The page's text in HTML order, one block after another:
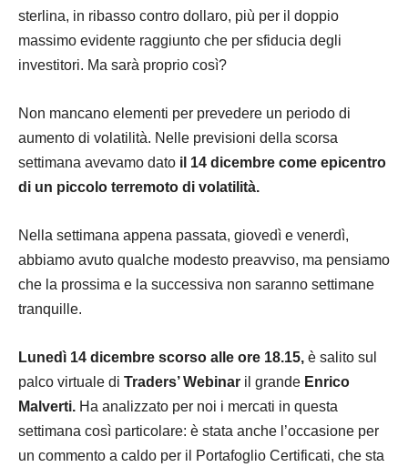
sterlina, in ribasso contro dollaro, più per il doppio
massimo evidente raggiunto che per sfiducia degli
investitori. Ma sarà proprio così?
Non mancano elementi per prevedere un periodo di
aumento di volatilità. Nelle previsioni della scorsa
settimana avevamo dato il 14 dicembre come epicentro
di un piccolo terremoto di volatilità.
Nella settimana appena passata, giovedì e venerdì,
abbiamo avuto qualche modesto preavviso, ma pensiamo
che la prossima e la successiva non saranno settimane
tranquille.
Lunedì 14 dicembre scorso alle ore 18.15, è salito sul
palco virtuale di Traders’ Webinar il grande Enrico
Malverti. Ha analizzato per noi i mercati in questa
settimana così particolare: è stata anche l’occasione per
un commento a caldo per il Portafoglio Certificati, che sta